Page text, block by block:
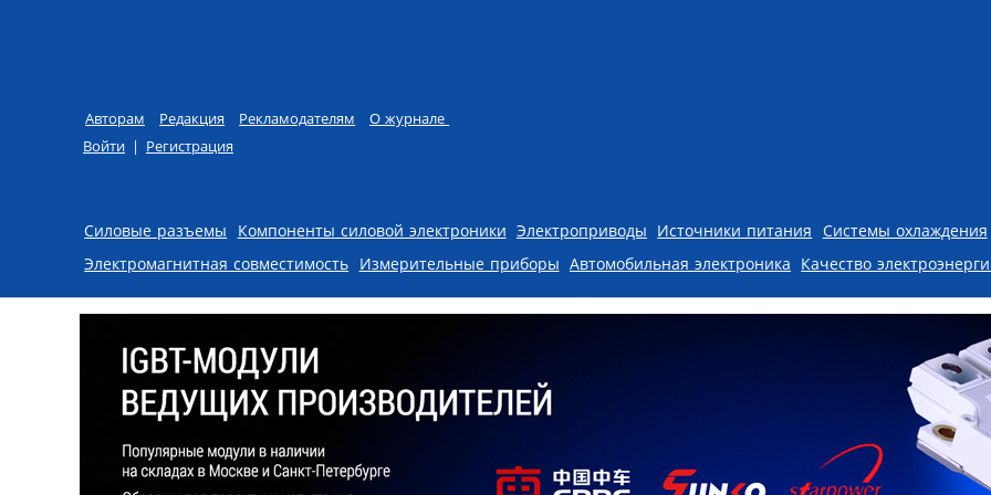
Авторам Редакция Рекламодателям
О журнале
Войти | Регистрация
Skip to content
Силовые разъемы Компоненты силовой электроники Электроприводы Источники питания Системы охлаждения
Электромагнитная совместимость Измерительные приборы Автомобильная электроника Качество